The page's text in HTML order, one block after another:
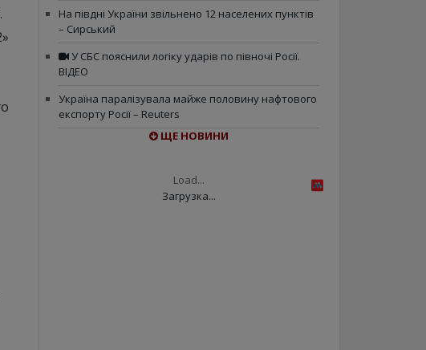
На півдні України звільнено 12 населених пунктів
– Сирський
У СБС пояснили логіку ударів по півночі Росії.
ВІДЕО
Україна паралізувала майже половину нафтового
експорту Росії – Reuters
ЩЕ НОВИНИ
Load...
Загрузка...